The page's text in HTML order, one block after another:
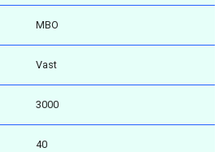
MBO
Vast
3000
40